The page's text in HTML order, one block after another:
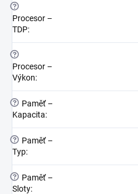
?
Procesor –
TDP:
?
Procesor –
Výkon:
?
Paměť –
Kapacita:
?
Paměť –
Typ:
?
Paměť –
Sloty: